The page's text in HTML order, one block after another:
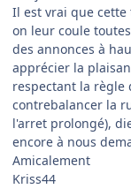
Il est vrai que
on leur coule
des annonces à
apprécier la
respectant la règle
contrebalancer la
l'arret prolongé),
encore à nous
Amicalement
Kriss44